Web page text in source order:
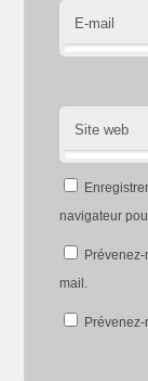
E-mail
Site web
navigateur
mail.